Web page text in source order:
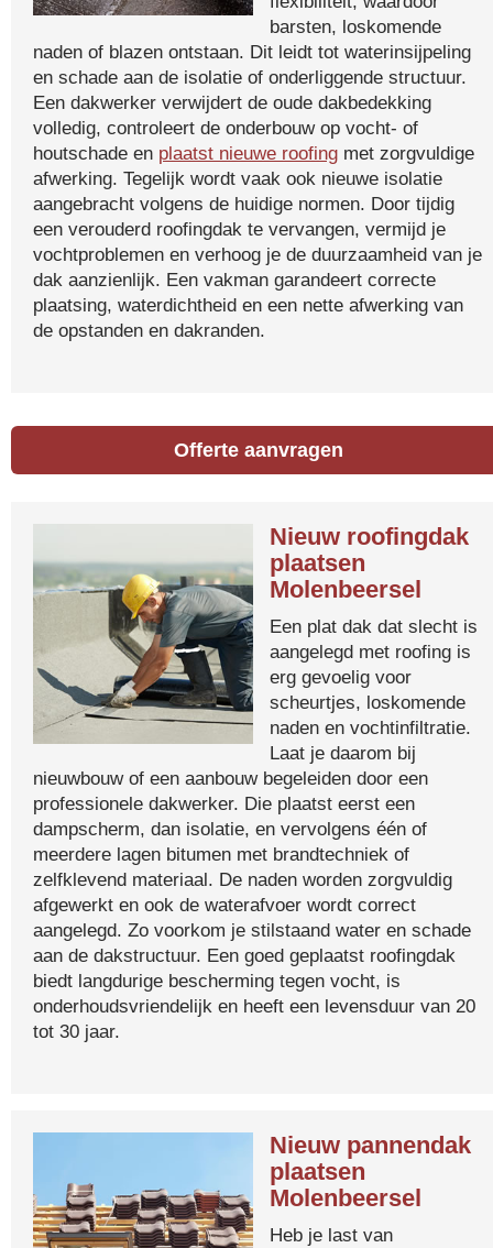
barsten, loskomende
naden of blazen ontstaan. Dit leidt tot waterinsijpeling
en schade aan de isolatie of onderliggende structuur.
Een dakwerker verwijdert de oude dakbedekking
volledig, controleert de onderbouw op vocht- of
houtschade en plaatst nieuwe roofing met zorgvuldige
afwerking. Tegelijk wordt vaak ook nieuwe isolatie
aangebracht volgens de huidige normen. Door tijdig
een verouderd roofingdak te vervangen, vermijd je
vochtproblemen en verhoog je de duurzaamheid van je
dak aanzienlijk. Een vakman garandeert correcte
plaatsing, waterdichtheid en een nette afwerking van
de opstanden en dakranden.
Offerte aanvragen
Nieuw roofingdak
plaatsen
Molenbeersel
Een plat dak dat slecht is
aangelegd met roofing is
erg gevoelig voor
scheurtjes, loskomende
naden en vochtinfiltratie.
Laat je daarom bij
nieuwbouw of een aanbouw begeleiden door een
professionele dakwerker. Die plaatst eerst een
dampscherm, dan isolatie, en vervolgens één of
meerdere lagen bitumen met brandtechniek of
zelfklevend materiaal. De naden worden zorgvuldig
afgewerkt en ook de waterafvoer wordt correct
aangelegd. Zo voorkom je stilstaand water en schade
aan de dakstructuur. Een goed geplaatst roofingdak
biedt langdurige bescherming tegen vocht, is
onderhoudsvriendelijk en heeft een levensduur van 20
tot 30 jaar.
Nieuw pannendak
plaatsen
Molenbeersel
Heb je last van